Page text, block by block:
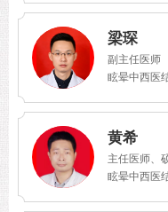
梁琛
副主任医师
眩晕中西医
黄希
主任医师、
眩晕中西医